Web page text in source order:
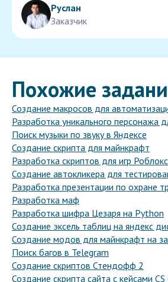
Руслан
Заказчик
Похожие
Создание макросов для
Разработка уникального персонажа
Поиск музыки по звуку в Яндексе
Создание скрипта для майнкрафт
Разработка скриптов для игр Роблокс
Создание автокликера для
Разработка презентации по охране
Разработка маф
Разработка шифра Цезаря на Python
Создание эксель таблиц на яндекс
Создание модов для майнкрафт на
Поиск багов в Telegram
Создание скриптов Стендофф 2
Создание скрипта сайта с кейсами CS